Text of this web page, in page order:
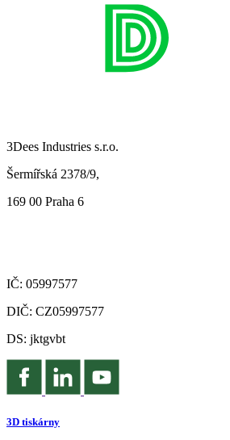
3Dees Industries s.r.o.
Šermířská 2378/9,
169 00 Praha 6
IČ: 05997577
DIČ: CZ05997577
DS: jktgvbt
3D tiskárny